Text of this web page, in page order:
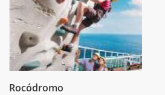
Rocódromo